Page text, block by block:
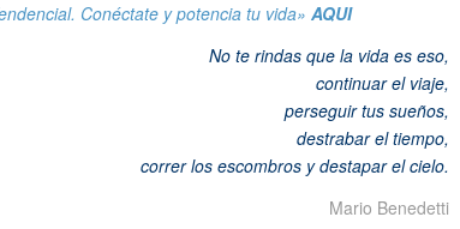
Conéctate y potencia tu vida» AQUI
No te rindas que la vida es eso,
continuar el viaje,
perseguir tus sueños,
destrabar el tiempo,
correr los escombros y destapar el cielo.
Mario Benedetti